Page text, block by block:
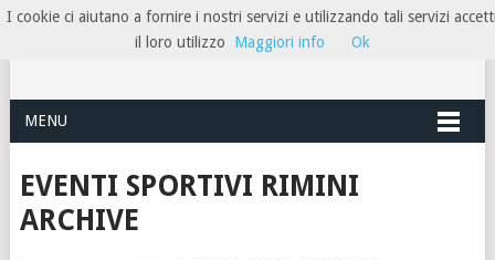
MENU
EVENTI SPORTIVI RIMINI
ARCHIVE
I cookie ci aiutano a fornire i nostri servizi e utilizzando tali servizi
il loro utilizzo
Maggiori info Ok